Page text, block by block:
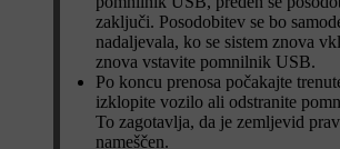
zaključi. Posodobitev se bo
nadaljevala, ko se sistem znova
znova vstavite pomnilnik USB.
Po koncu prenosa počakajte
izklopite vozilo ali odstranite
To zagotavlja, da je zemljevid
nameščen.